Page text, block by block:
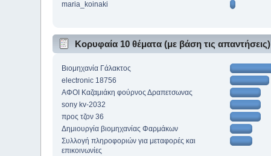
maria_koinaki
Κορυφαία 10 θέματα (με βάση τις απαντήσεις)
Βιομηχανία Γάλακτος
electronic 18756
ΑΦΟΙ Καζαμιάκη φούρνος Δραπετσωνας
sony kv-2032
προς τζον 36
Δημιουργία βιομηχανίας Φαρμάκων
Συλλογή πληροφοριών για μεταφορές και
επικοινωνίες